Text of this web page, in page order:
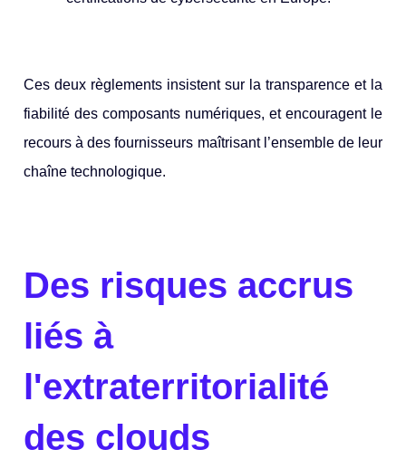
Ces deux règlements insistent sur la transparence et la
fiabilité des composants numériques, et encouragent le
recours à des fournisseurs maîtrisant l’ensemble de leur
chaîne technologique.
Des risques accrus
liés à
l'extraterritorialité
des clouds